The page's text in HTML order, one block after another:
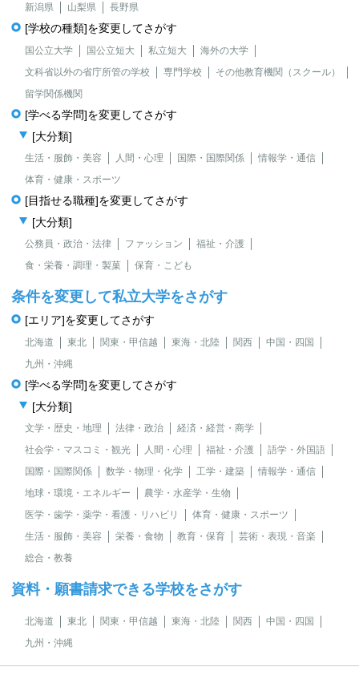
新潟県
山梨県 長野県
[学校の種類]を変更してさがす
国公立大学 国公立短大 私立短大
海外の大学
文科省以外の省庁所管の学校
専門学校
その他教育機関（スクール）
留学関係機関
[学べる学問]を変更してさがす
[大分類]
生活・服飾・美容 人間・心理 国際・国際関係
情報学・通信
体育・健康・スポーツ
[目指せる職種]を変更してさがす
[大分類]
公務員・政治・法律 ファッション
福祉・介護
食・栄養・調理・製菓
保育・こども
条件を変更して私立大学をさがす
[エリア]を変更してさがす
北海道 東北 関東・甲信越 東海・北陸 関西
中国・四国
九州・沖縄
[学べる学問]を変更してさがす
[大分類]
文学・歴史・地理 法律・政治
経済・経営・商学
社会学・マスコミ・観光
人間・心理 福祉・介護
語学・外国語
国際・国際関係
数学・物理・化学 工学・建築
情報学・通信
地球・環境・エネルギー
農学・水産学・生物
医学・歯学・薬学・看護・リハビリ
体育・健康・スポーツ
生活・服飾・美容
栄養・食物 教育・保育
芸術・表現・音楽
総合・教養
資料・願書請求できる学校をさがす
北海道 東北 関東・甲信越 東海・北陸 関西
中国・四国
九州・沖縄